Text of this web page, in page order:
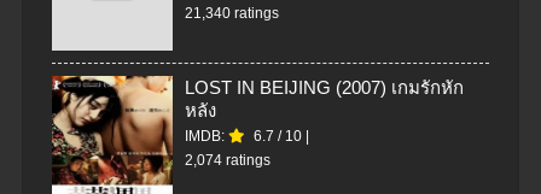
21,340 ratings
LOST IN BEIJING (2007) เกมรักหัก
หลัง
IMDB: 6.7 / 10
2,074 ratings